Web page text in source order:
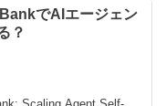
でAIエージェン
？